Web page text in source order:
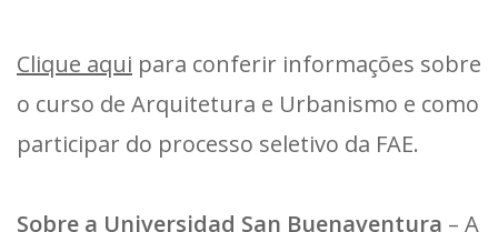
Clique aqui para conferir informações sobre
o curso de Arquitetura e Urbanismo e como
participar do processo seletivo da FAE.
Sobre a Universidad San Buenaventura – A